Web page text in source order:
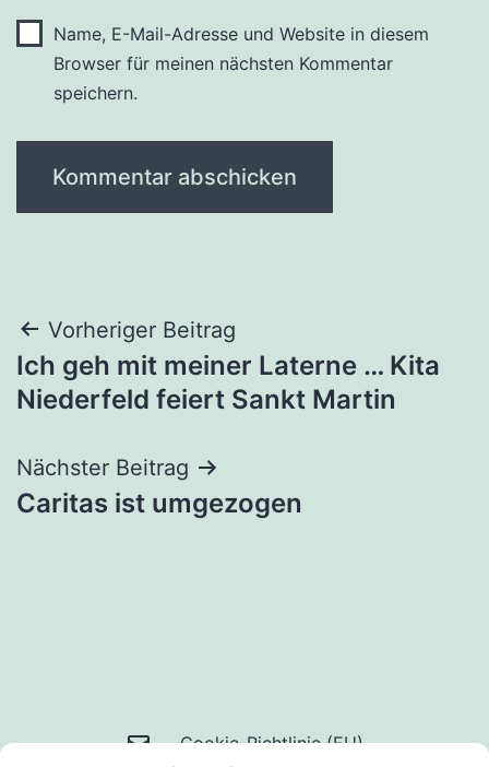
Name, E-Mail-Adresse und Website in diesem
Browser für meinen nächsten Kommentar
speichern.
Beitragsnavigation
Vorheriger Beitrag
Ich geh mit meiner Laterne … Kita
Niederfeld feiert Sankt Martin
Nächster Beitrag
Caritas ist umgezogen
MailCookie-Richtlinie (EU)